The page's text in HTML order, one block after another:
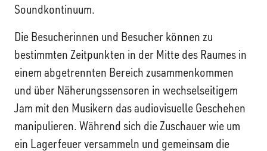
Soundkontinuum.
Die Besucherinnen und Besucher können zu
bestimmten Zeitpunkten in der Mitte des Raumes in
einem abgetrennten Bereich zusammenkommen
und über Näherungssensoren in wechselseitigem
Jam mit den Musikern das audiovisuelle Geschehen
manipulieren. Während sich die Zuschauer wie um
ein Lagerfeuer versammeln und gemeinsam die